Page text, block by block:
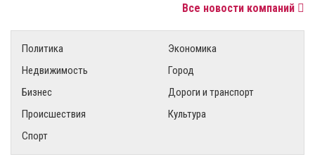
Все новости компаний
Политика
Экономика
Недвижимость
Город
Бизнес
Дороги и транспорт
Происшествия
Культура
Спорт